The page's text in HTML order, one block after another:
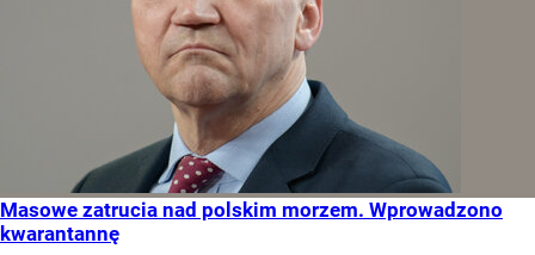
Masowe zatrucia nad polskim morzem. Wprowadzono
kwarantannę